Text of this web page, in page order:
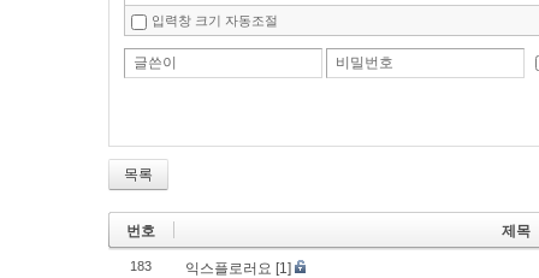
입력창 크기 자동조절
글쓴이 비밀번호
목록
번호 제목
183 익스플로러요 [1]